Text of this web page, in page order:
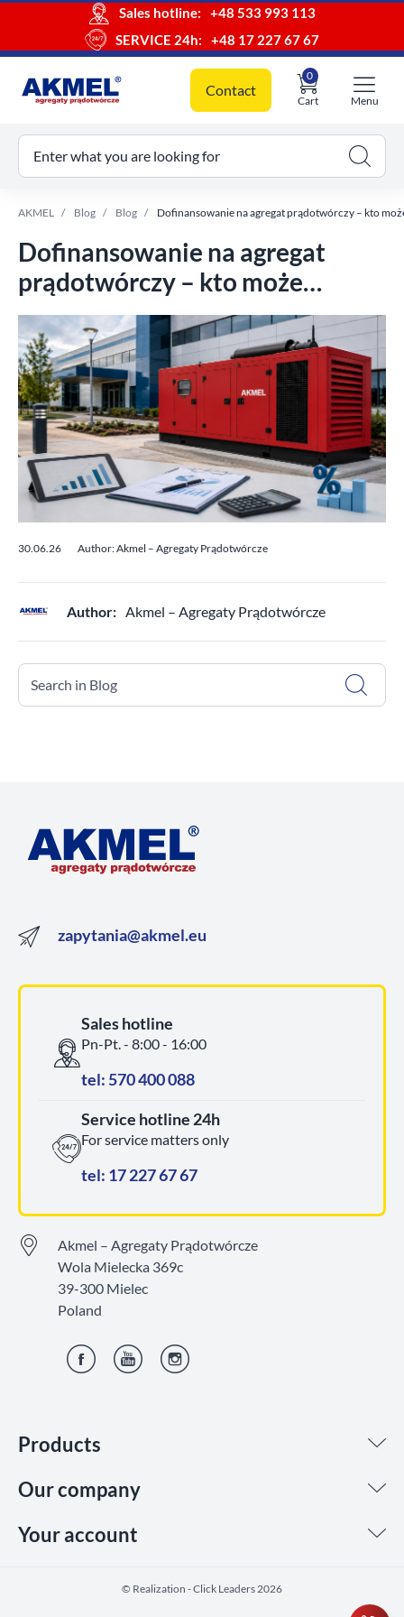
Sales hotline:
+48 533 993 113
SERVICE 24h:
+48 17 227 67 67
Contact
Cart
0
cart
Menu
Enter what you are looking for
AKMEL Blog Blog Dofinansowanie na agregat prądotwórczy – kto
Dofinansowanie na agregat
prądotwórczy – kto może
otrzymać dotację i jak
przygotować zakup?
30.06.26 Author: Akmel – Agregaty Prądotwórcze
Author: Akmel – Agregaty Prądotwórcze
Search in Blog
Products
Our company
Your account
zapytania@akmel.eu
Sales hotline
Pn-Pt. - 8:00 - 16:00
tel: 570 400 088
Service hotline 24h
For service matters only
tel: 17 227 67 67
Akmel – Agregaty Prądotwórcze
Wola Mielecka 369c
39-300 Mielec
Poland
©️ Realization - Click Leaders 2026